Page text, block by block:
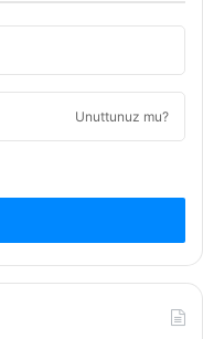
Unuttunuz mu?